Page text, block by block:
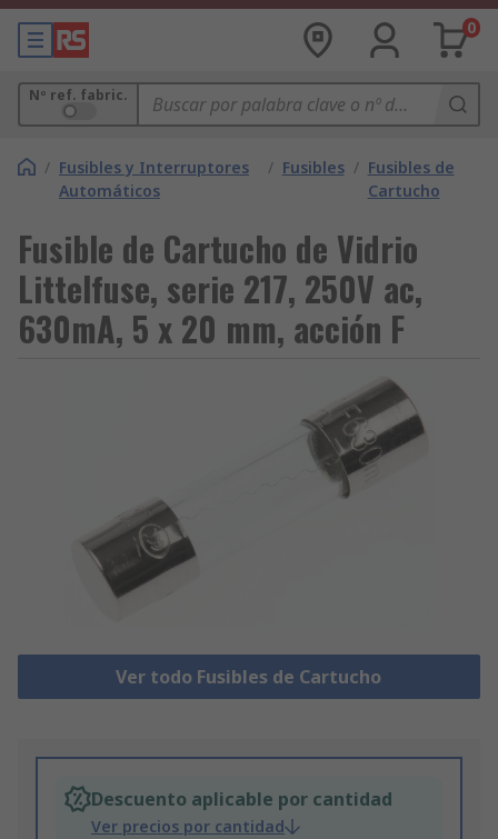
0
Nº ref. fabric.
/ Fusibles y Interruptores
Automáticos
/ Fusibles / Fusibles de
Cartucho
Fusible de Cartucho de Vidrio
Littelfuse, serie 217, 250V ac,
630mA, 5 x 20 mm, acción F
Ver todo Fusibles de Cartucho
Descuento aplicable por cantidad
Ver precios por cantidad